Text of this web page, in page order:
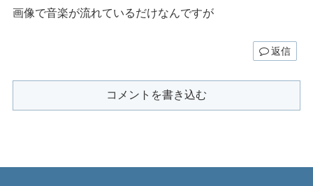
画像で音楽が流れているだけなんですが
返信
コメントを書き込む